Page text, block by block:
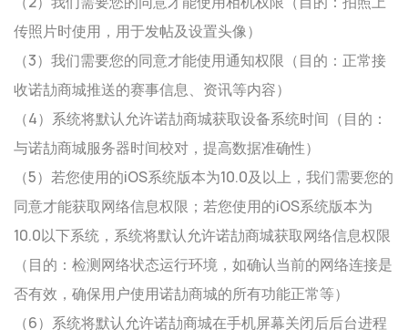
传照片时使用，用于发帖及设置头像）
（3）我们需要您的同意才能使用通知权限（目的：正常接
收诺劼商城推送的赛事信息、资讯等内容）
（4）系统将默认允许诺劼商城获取设备系统时间（目的：
与诺劼商城服务器时间校对，提高数据准确性）
（5）若您使用的iOS系统版本为10.0及以上，我们需要您的
同意才能获取网络信息权限；若您使用的iOS系统版本为
10.0以下系统，系统将默认允许诺劼商城获取网络信息权限
（目的：检测网络状态运行环境，如确认当前的网络连接是
否有效，确保用户使用诺劼商城的所有功能正常等）
（6）系统将默认允许诺劼商城在手机屏幕关闭后后台进程